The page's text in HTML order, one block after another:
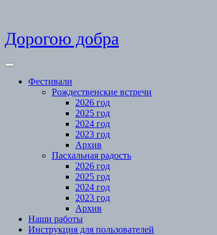
Skip
to
Дорогою добра
Open
Фестивали
Рождественские встречи
2026 год
2025 год
2024 год
2023 год
Архив
Пасхальная радость
2026 год
2025 год
2024 год
2023 год
Архив
Наши работы
Инструкция для пользователей